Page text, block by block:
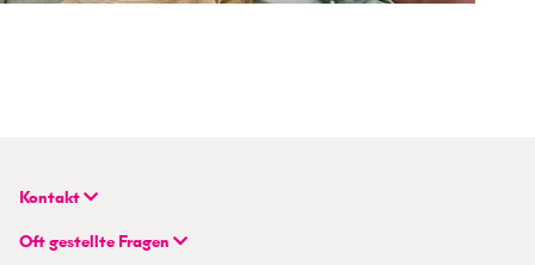
Kontakt
BETTERHOMES Real GmbH
Hauptsitz
Oft gestellte Fragen